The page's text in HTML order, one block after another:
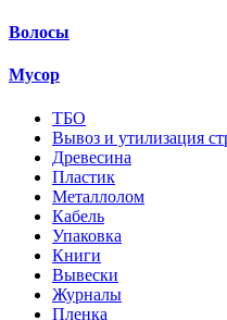
Волосы
Мусор
ТБО
Вывоз и утилизация
Древесина
Пластик
Металлолом
Кабель
Упаковка
Книги
Вывески
Журналы
Пленка